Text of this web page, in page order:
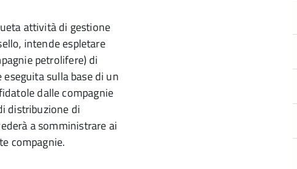
attività di gestione
intende espletare
petrolifere) di
sulla base di un
dalle compagnie
distribuzione di
a somministrare ai
compagnie.